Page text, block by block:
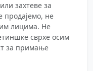
захтеве за
продајемо, не
лицима. Не
сврхе осим
за примање